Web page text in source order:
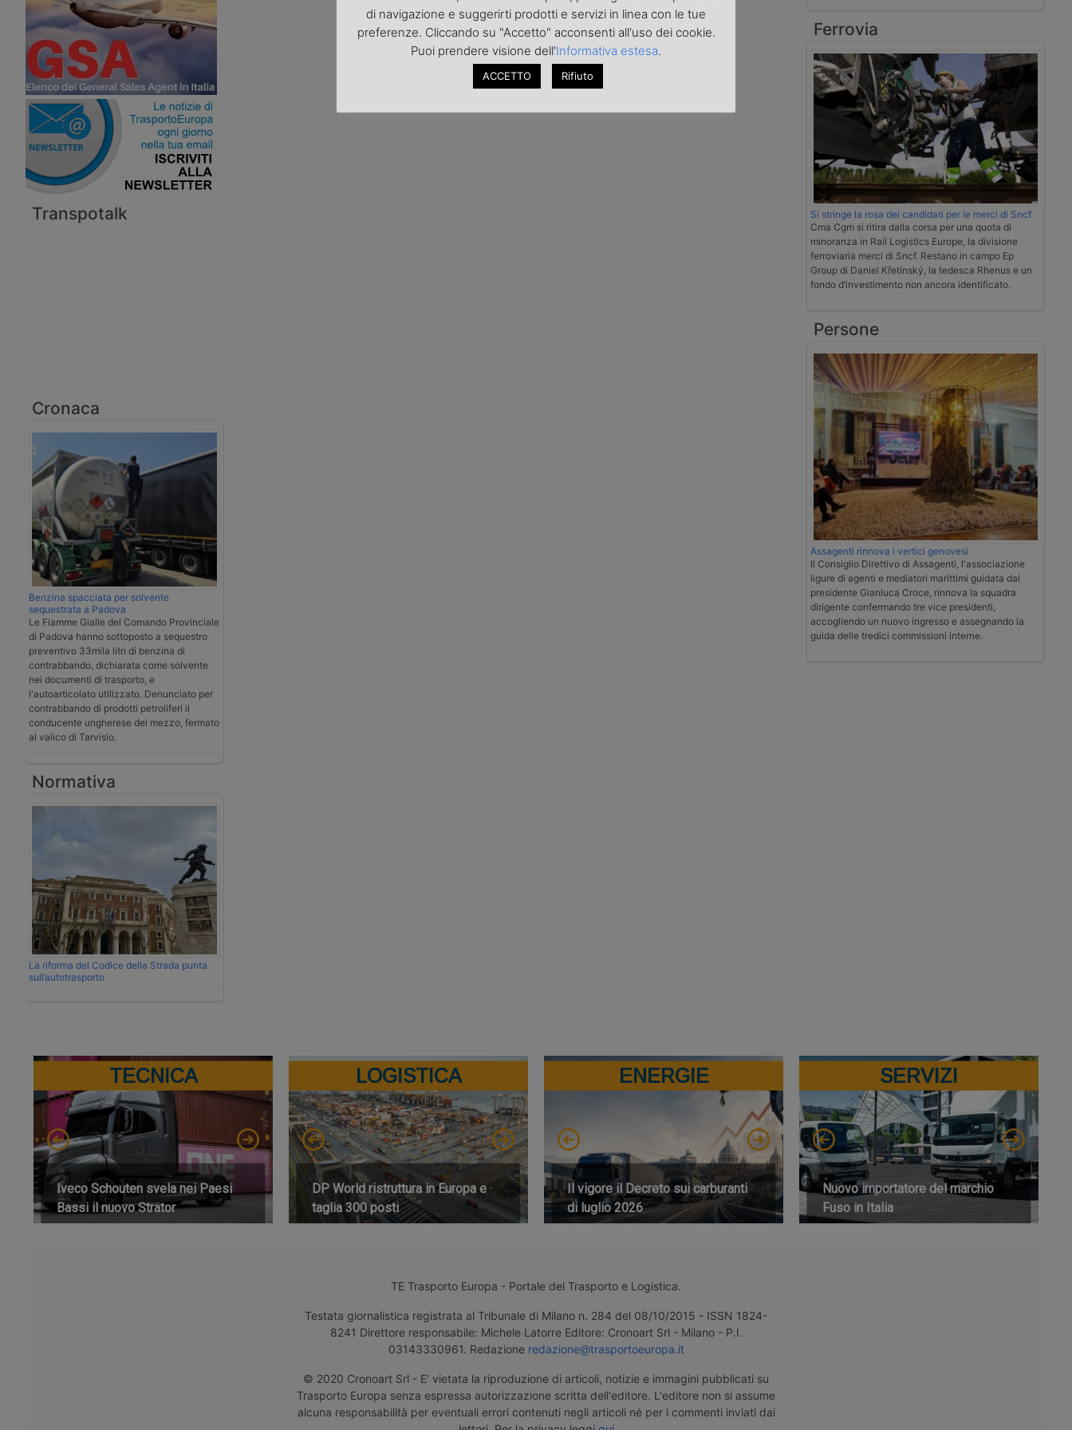
Transpotalk
Cronaca
Benzina spacciata per solvente
sequestrata a Padova
Le Fiamme Gialle del Comando Provinciale
di Padova hanno sottoposto a sequestro
preventivo 33mila litri di benzina di
contrabbando, dichiarata come solvente
nei documenti di trasporto, e
l'autoarticolato utilizzato. Denunciato per
contrabbando di prodotti petroliferi il
conducente ungherese del mezzo, fermato
al valico di Tarvisio.
Normativa
La riforma del Codice della Strada punta
sull’autotrasporto
Ferrovia
Si stringe la rosa dei candidati per le merci di Sncf
Cma Cgm si ritira dalla corsa per una quota di
minoranza in Rail Logistics Europe, la divisione
ferroviaria merci di Sncf. Restano in campo Ep
Group di Daniel Křetínský, la tedesca Rhenus e un
fondo d’investimento non ancora identificato.
Persone
Assagenti rinnova i vertici genovesi
Il Consiglio Direttivo di Assagenti, l'associazione
ligure di agenti e mediatori marittimi guidata dal
presidente Gianluca Croce, rinnova la squadra
dirigente confermando tre vice presidenti,
accogliendo un nuovo ingresso e assegnando la
guida delle tredici commissioni interne.
TECNICA
Iveco Schouten svela nei Paesi
Bassi il nuovo Strator
LOGISTICA
DP World ristruttura in Europa e
taglia 300 posti
ENERGIE
Il vigore il Decreto sui carburanti
di luglio 2026
SERVIZI
Nuovo importatore del marchio
Fuso in Italia
TE Trasporto Europa - Portale del Trasporto e Logistica.
Testata giornalistica registrata al Tribunale di Milano n. 284 del 08/10/2015 - ISSN 1824-
8241 Direttore responsabile: Michele Latorre Editore: Cronoart Srl - Milano - P.I.
03143330961. Redazione redazione@trasportoeuropa.it
© 2020 Cronoart Srl - E' vietata la riproduzione di articoli, notizie e immagini pubblicati su
Trasporto Europa senza espressa autorizzazione scritta dell'editore. L'editore non si assume
alcuna responsabilità per eventuali errori contenuti negli articoli né per i commenti inviati dai
di navigazione e suggerirti prodotti e servizi in linea con le tue
preferenze. Cliccando su "Accetto" acconsenti all'uso dei cookie.
Puoi prendere visione dell'Informativa estesa.
ACCETTO Rifiuto